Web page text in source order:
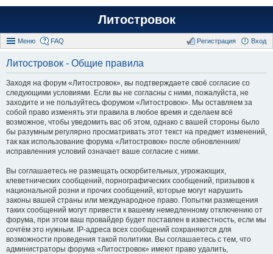
Литостровок
Меню FAQ Вход
Регистрация
Литостровок - Общие правила
Заходя на форум «Литостровок», вы подтверждаете своё согласие со
следующими условиями. Если вы не согласны с ними, пожалуйста, не
заходите и не пользуйтесь форумом «Литостровок». Мы оставляем за
собой право изменять эти правила в любое время и сделаем всё
возможное, чтобы уведомить вас об этом, однако с вашей стороны было
бы разумным регулярно просматривать этот текст на предмет изменений,
так как использование форума «Литостровок» после обновленния/
исправленния условий означает ваше согласие с ними.
Вы соглашаетесь не размещать оскорбительных, угрожающих,
клеветнических сообщений, порнографических сообщений, призывов к
национальной розни и прочих сообщений, которые могут нарушить
законы вашей страны или международное право. Попытки размещения
таких сообщений могут привести к вашему немедленному отключению от
форума, при этом ваш провайдер будет поставлен в известность, если мы
сочтём это нужным. IP-адреса всех сообщений сохраняются для
возможности проведения такой политики. Вы соглашаетесь с тем, что
администраторы форума «Литостровок» имеют право удалить,